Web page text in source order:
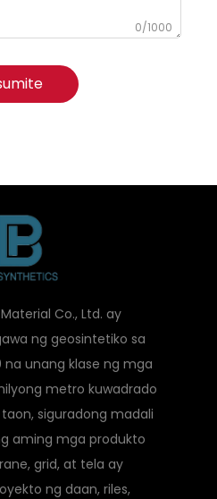
0/1000
Co., Ltd. ay
ng geosintetiko sa
na unang klase ng mga
metro kuwadrado
siguradong madali
aming mga produkto
grid, at tela ay
ng daan, riles,